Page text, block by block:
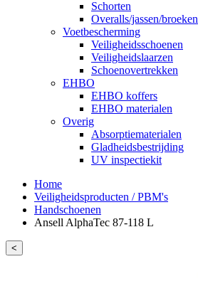
Schorten
Overalls/jassen/broeken
Voetbescherming
Veiligheidsschoenen
Veiligheidslaarzen
Schoenovertrekken
EHBO
EHBO koffers
EHBO materialen
Overig
Absorptiematerialen
Gladheidsbestrijding
UV inspectiekit
Home
Veiligheidsproducten / PBM's
Handschoenen
Ansell AlphaTec 87-118 L
<